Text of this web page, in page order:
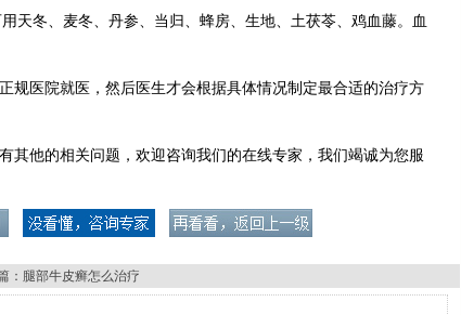
冬、麦冬、丹参、当归、蜂房、生地、土茯苓、鸡血藤。血
医院就医，然后医生才会根据具体情况制定最合适的治疗方
其他的相关问题，欢迎咨询我们的在线专家，我们竭诚为您服
： 腿部牛皮癣怎么治疗